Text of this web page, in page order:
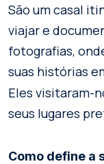
São um casal
viajar e
fotografias,
suas histórias
Eles visitaram-
seus lugares
Como define a